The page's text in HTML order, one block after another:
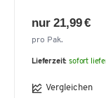
nur 21,99 €
pro Pak.
Lieferzeit: sofort
Vergleichen